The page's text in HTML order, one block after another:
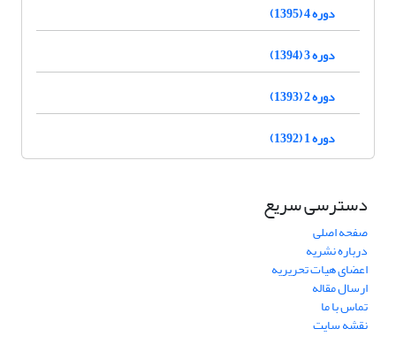
دوره 4 (1395)
دوره 3 (1394)
دوره 2 (1393)
دوره 1 (1392)
دسترسی سریع
صفحه اصلی
درباره نشریه
اعضای هیات تحریریه
ارسال مقاله
تماس با ما
نقشه سایت